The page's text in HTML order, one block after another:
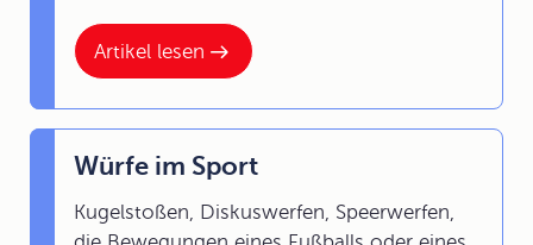
Artikel lesen
Würfe im Sport
Kugelstoßen, Diskuswerfen, Speerwerfen,